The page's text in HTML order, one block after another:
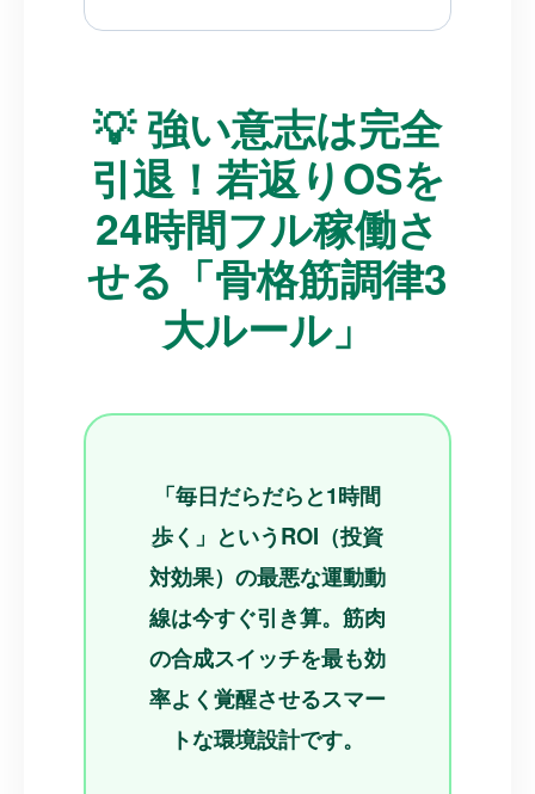
💡 強い意志は完全
引退！若返りOSを
24時間フル稼働さ
せる「骨格筋調律3
大ルール」
「毎日だらだらと1時間
歩く」というROI（投資
対効果）の最悪な運動動
線は今すぐ引き算。筋肉
の合成スイッチを最も効
率よく覚醒させるスマー
トな環境設計です。